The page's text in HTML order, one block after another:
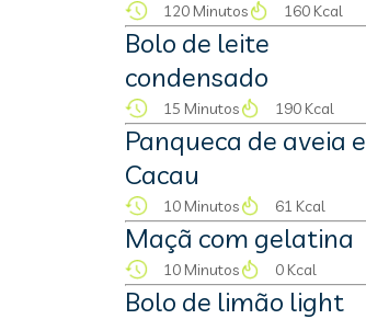
120 Minutos 160 Kcal
Bolo de leite
condensado
15 Minutos 190 Kcal
Panqueca de aveia e
Cacau
10 Minutos 61 Kcal
Maçã com gelatina
10 Minutos 0 Kcal
Bolo de limão light